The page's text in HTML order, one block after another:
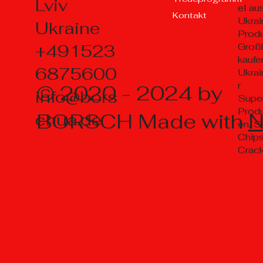
Lviv
Ukraine
+491523
6875600
info@bors
chua.de
© 2020 - 2024 by
BORSCH Made with
Kontakt
el
r
en,